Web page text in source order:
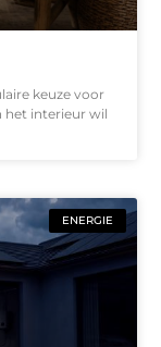
keuze voor
het interieur wil
ENERGIE